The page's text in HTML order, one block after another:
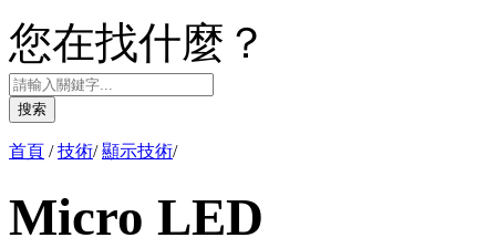
您在找什麼？
搜索
首頁 / 技術/ 顯示技術/
Micro LED